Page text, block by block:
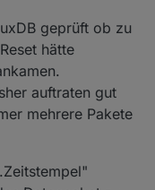
geprüft ob zu
hätte
auftraten gut
mehrere Pakete